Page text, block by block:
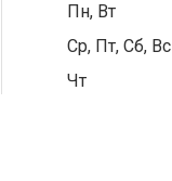
Пн, Вт
Ср, Пт, Сб, Вс
Чт